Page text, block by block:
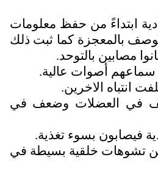
ابتداءً من حفظ معلومات
بالمعجزة كما ثبت ذلك
مصابين بالتوحد.
سماعهم أصوات عالية.
انتباه الاخرين.
في العضلات وضعف في
فيصابون بسوء تغذية.
تشوهات خلقية بسيطة في